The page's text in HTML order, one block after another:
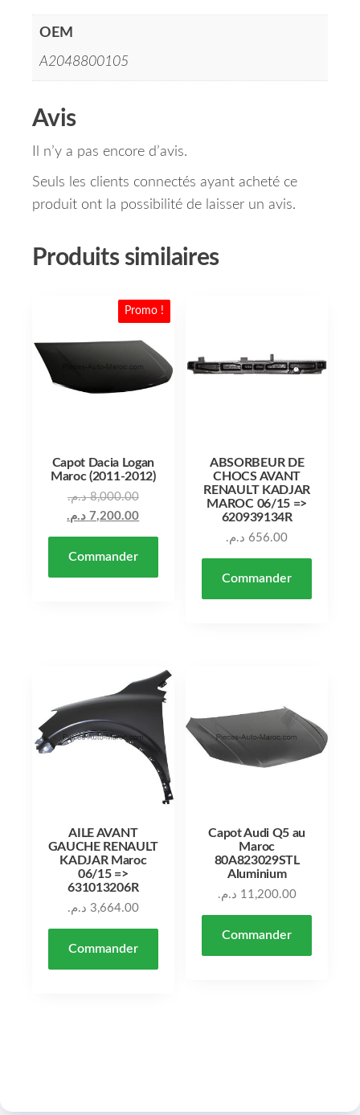
OEM
A2048800105
Avis
Il n’y a pas encore d’avis.
Seuls les clients connectés ayant acheté ce
produit ont la possibilité de laisser un avis.
Produits similaires
Promo !
Capot Dacia Logan
Maroc (2011-2012)
8,000.00 د.م.
Le prix initial était : 8,000.00 د.م..
7,200.00 د.م.
Commander
ABSORBEUR DE
CHOCS AVANT
RENAULT KADJAR
MAROC 06/15 =>
620939134R
656.00 د.م.
Commander
AILE AVANT
GAUCHE RENAULT
KADJAR Maroc
06/15 =>
631013206R
3,664.00 د.م.
Commander
Capot Audi Q5 au
Maroc
80A823029STL
Aluminium
11,200.00 د.م.
Commander